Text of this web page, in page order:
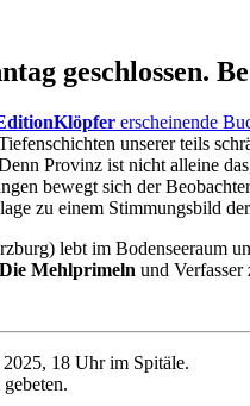
geschlossen.
erscheinende
unserer teils
Provinz ist nicht alleine
bewegt sich der
zu einem Stimmungsbild
lebt im Bodenseeraum
Die Mehlprimeln und
18 Uhr im Spitäle.